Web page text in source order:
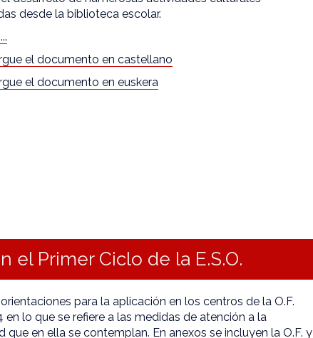
desde la biblioteca escolar.
el documento en castellano
el documento en euskera
el Primer Ciclo de la E.S.O.
para la aplicación en los centros de la O.F.
en lo que se refiere a las medidas de atención a la
que en ella se contemplan. En anexos se incluyen la O.F. y